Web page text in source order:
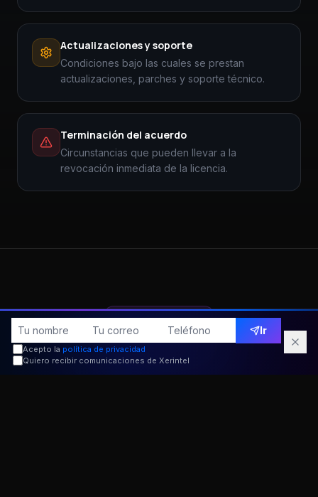
Actualizaciones y soporte
Condiciones bajo las cuales se prestan
actualizaciones, parches y soporte técnico.
Terminación del acuerdo
Circunstancias que pueden llevar a la
revocación inmediata de la licencia.
SERVICIO EULA
EULA personalizado
para
Ir
Acepto la política de privacidad
Quiero recibir comunicaciones de Xerintel